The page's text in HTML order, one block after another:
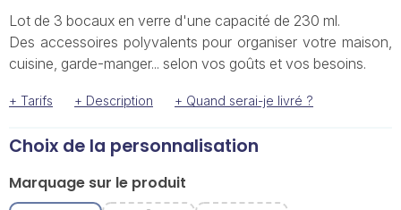
Lot de 3 bocaux en verre d'une capacité de 230 ml.
Des accessoires polyvalents pour organiser votre maison,
cuisine, garde-manger... selon vos goûts et vos besoins.
+ Tarifs + Description + Quand serai-je livré ?
Choix de la personnalisation
Marquage sur le produit